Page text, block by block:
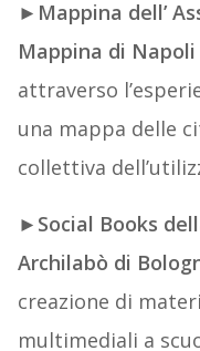
► Mappina dell’
Mappina di Napoli
attraverso
una mappa delle
collettiva
►Social Books
Archilabò di
creazione di
multimediali a